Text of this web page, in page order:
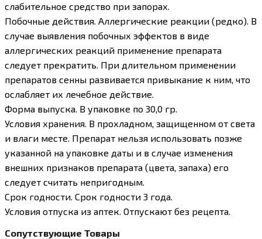
слабительное средство при запорах.
Побочные действия. Аллергические реакции (редко). В
случае выявления побочных эффектов в виде
аллергических реакций применение препарата
следует прекратить. При длительном применении
препаратов сенны развивается привыкание к ним, что
ослабляет их лечебное действие.
Форма выпуска. В упаковке по 30,0 гр.
Условия хранения. В прохладном, защищенном от света
и влаги месте. Препарат нельзя использовать позже
указанной на упаковке даты и в случае изменения
внешних признаков препарата (цвета, запаха) его
следует считать непригодным.
Срок годности. Срок годности 3 года.
Условия отпуска из аптек. Отпускают без рецепта.
Сопутствующие Товары